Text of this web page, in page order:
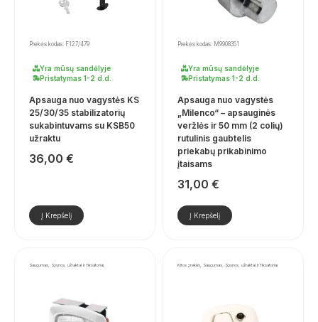
Prekės kodas: F127/479
Yra mūsų sandėlyje
Pristatymas 1-2 d.d.
Apsauga nuo vagystės KS
25/30/35 stabilizatorių
sukabintuvams su KSB50
užraktu
36,00 €
Į Krepšelį
Prekės kodas: M9908351
Yra mūsų sandėlyje
Pristatymas 1-2 d.d.
Apsauga nuo vagystės
„Milenco“ – apsauginės
veržlės ir 50 mm (2 colių)
rutulinis gaubtelis
priekabų prikabinimo
įtaisams
31,00 €
Į Krepšelį
Saugumas, Spynos, užraktai ir fiksatoriai Kitos prekės, Saugumas, Spynos, užraktai ir fiksatoriai